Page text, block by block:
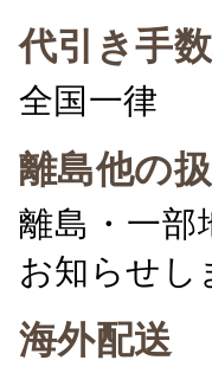
代引き手
全国一律
離島他の
離島・一
お知らせし
海外配送